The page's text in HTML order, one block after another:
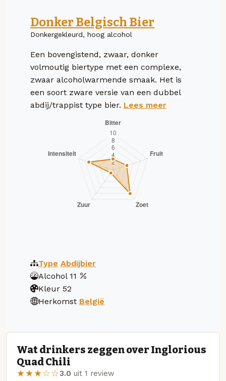
Donker Belgisch Bier
Donkergekleurd, hoog alcohol
Een bovengistend, zwaar, donker
volmoutig biertype met een complexe,
zwaar alcoholwarmende smaak. Het is
een soort zware versie van een dubbel
abdij/trappist type bier. Lees meer
Type Abdijbier
Alcohol 11
Kleur 52
Herkomst België
Wat drinkers zeggen over Inglorious
Quad Chili
★★★☆☆3.0 uit 1 review